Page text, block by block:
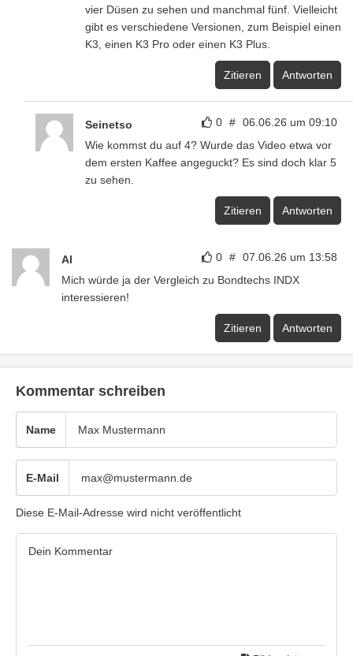
vier Düsen zu sehen und manchmal fünf. Vielleicht
gibt es verschiedene Versionen, zum Beispiel einen
K3, einen K3 Pro oder einen K3 Plus.
Zitieren Antworten
0 # 06.06.26 um 09:10
Seinetso
Wie kommst du auf 4? Wurde das Video etwa vor
dem ersten Kaffee angeguckt? Es sind doch klar 5
zu sehen.
Zitieren Antworten
0 # 07.06.26 um 13:58
Al
Mich würde ja der Vergleich zu Bondtechs INDX
interessieren!
Zitieren Antworten
Kommentar schreiben
Name
E-Mail
Diese E-Mail-Adresse wird nicht veröffentlicht